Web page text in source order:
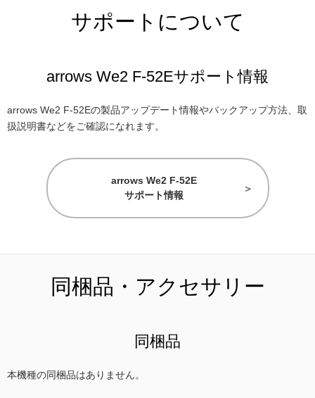
サポートについて
arrows We2 F-52Eサポート情報
arrows We2 F-52Eの製品アップデート情報やバックアップ方法、取
扱説明書などをご確認になれます。
arrows We2 F-52E
サポート情報
同梱品・アクセサリー
同梱品
本機種の同梱品はありません。